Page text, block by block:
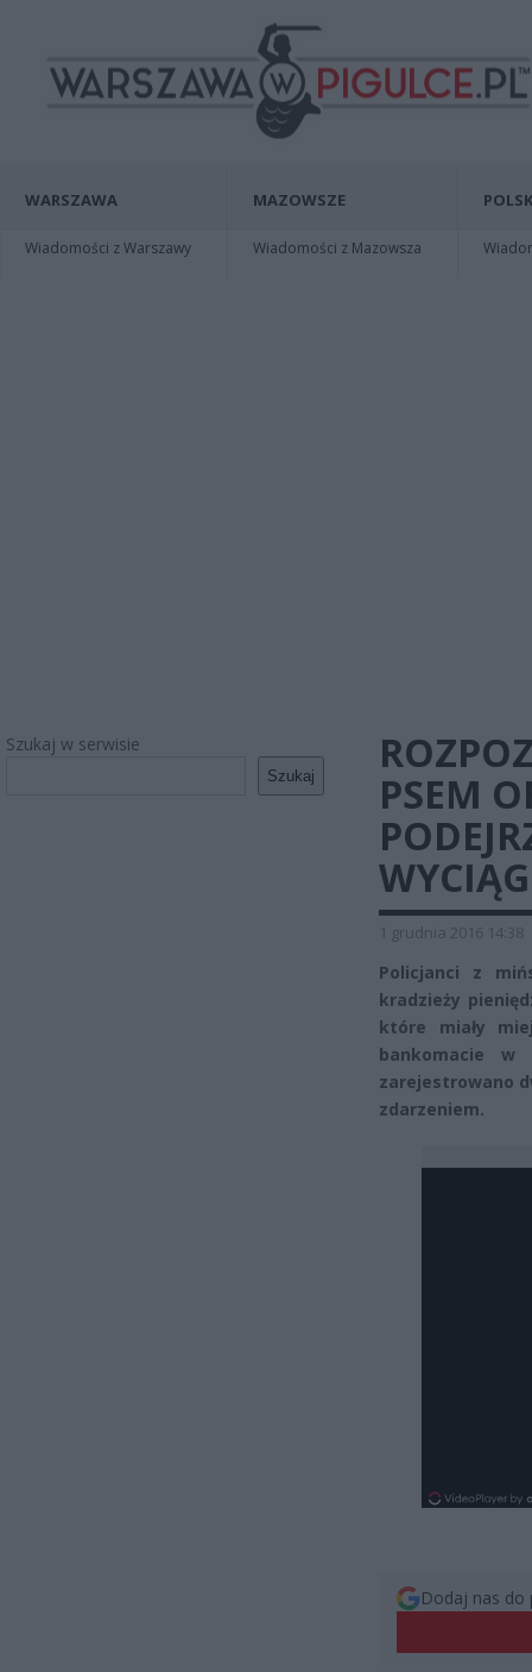
WARSZAWA
Wiadomości z Warszawy
MAZOWSZE
Wiadomości z Mazowsza
Szukaj w serwisie
Szukaj
PSEM
1 grudnia 2016 14:38
Policjanci z
kradzieży
które miały
bankomacie w
zarejestrowano
zdarzeniem.
Dodaj nas do